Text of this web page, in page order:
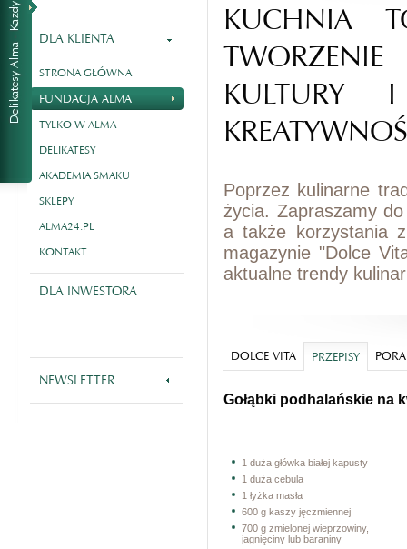
DLA KLIENTA
STRONA GŁÓWNA
FUNDACJA ALMA
TYLKO W ALMA
DELIKATESY
AKADEMIA SMAKU
SKLEPY
ALMA24.PL
KONTAKT
DLA INWESTORA
NEWSLETTER
KUCHNIA
KULTURY I
Poprzez kulinarne
życia. Zapraszamy
a także korzystania
magazynie "Dolce
aktualne trendy
DOLCE VITA PRZEPISY
Gołąbki podhalańskie na
1 duża główka białej kapusty
1 duża cebula
1 łyżka masła
600 g kaszy jęczmiennej
700 g zmielonej wieprzowiny,
jagnięciny lub baraniny